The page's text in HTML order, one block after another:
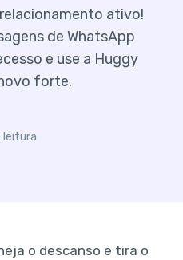
ativo!
de WhatsApp
e use a Huggy
forte.
leitura
o descanso e tira o